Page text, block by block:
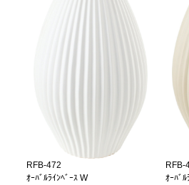
RFB-472
ｵｰﾊﾞﾙﾗｲﾝﾍﾞｰｽ W
RFB-
ｵｰﾊﾞ